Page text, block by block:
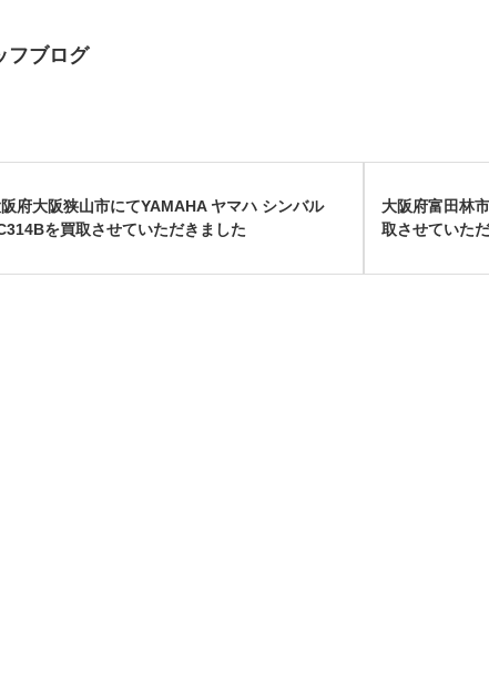
フブログ
府大阪狭山市にてYAMAHA ヤマハ シンバル
を買取させていただきました
大阪府富田林
取させていた